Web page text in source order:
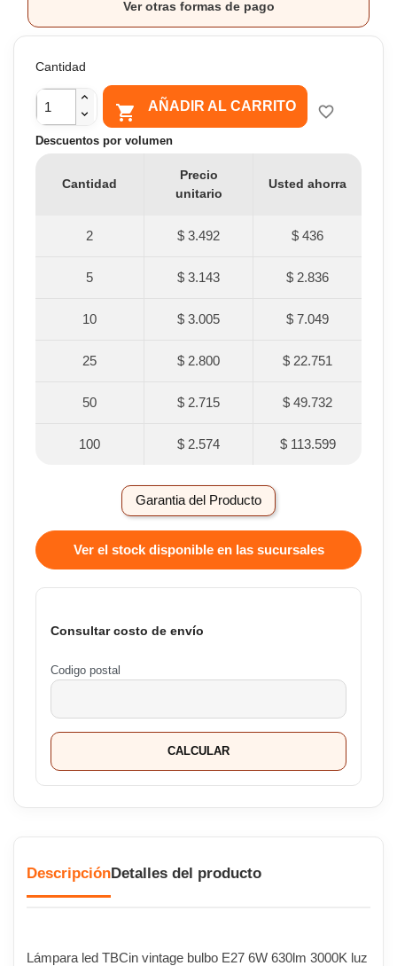
Ver otras formas de pago
Cantidad
 AÑADIR AL CARRITO favorite_border
Descuentos por volumen
Cantidad
Precio
unitario
Usted ahorra
2 $ 3.492 $ 436
5 $ 3.143 $ 2.836
10 $ 3.005 $ 7.049
25 $ 2.800 $ 22.751
50 $ 2.715 $ 49.732
100 $ 2.574 $ 113.599
Garantia del Producto
Ver el stock disponible en las sucursales
Consultar costo de envío
Codigo postal
CALCULAR
DescripciónDetalles del producto
Lámpara led TBCin vintage bulbo E27 6W 630lm 3000K luz